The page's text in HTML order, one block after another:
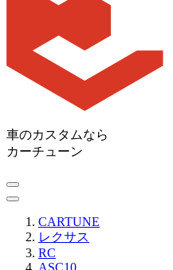
車のカスタムなら
カーチューン
CARTUNE
レクサス
RC
ASC10